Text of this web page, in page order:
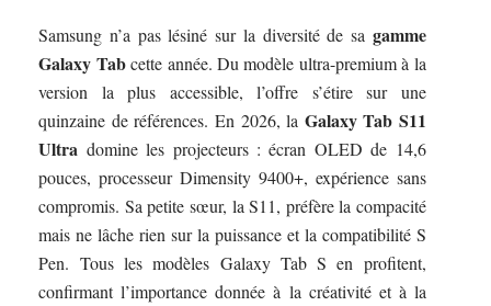
Samsung n’a pas lésiné sur la diversité de sa gamme
Galaxy Tabcette année. Du modèle ultra-premium à la
version la plus accessible, l’offre s’étire sur une
quinzaine de références. En 2026, la Galaxy Tab S11
Ultra domine les projecteurs : écran OLED de 14,6
pouces, processeur Dimensity 9400+, expérience sans
compromis. Sa petite sœur, la S11, préfère la compacité
mais ne lâche rien sur la puissance et la compatibilité S
Pen. Tous les modèles Galaxy Tab S en profitent,
confirmant l’importance donnée à la créativité et à la